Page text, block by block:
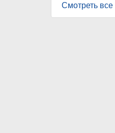
Смотреть